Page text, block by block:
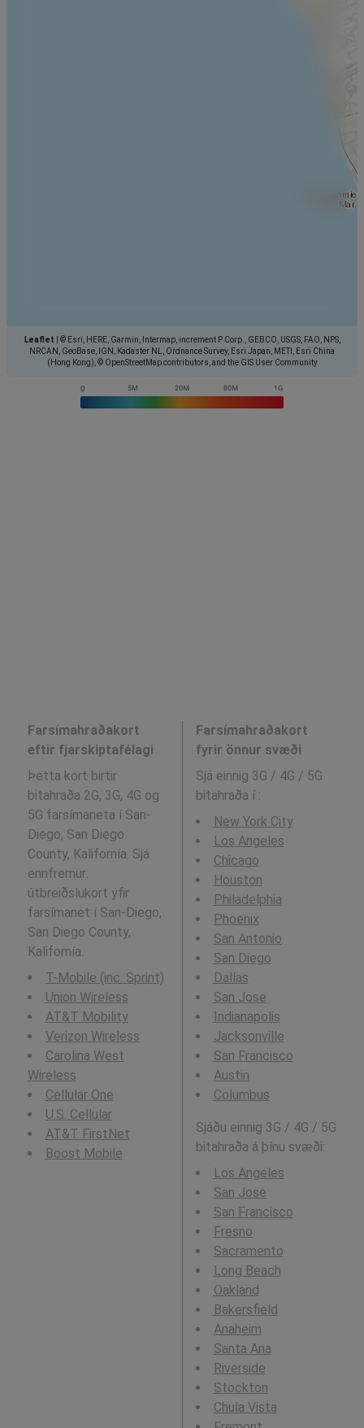
Leaflet
© Esri, HERE, Garmin, Intermap, increment P Corp., GEBCO, USGS, FAO, NPS,
NRCAN, GeoBase, IGN, Kadaster NL, Ordnance Survey, Esri Japan, METI, Esri China
(Hong Kong), © OpenStreetMap contributors, and the GIS User Community
Farsímahraðakort
eftir fjarskiptafélagi
Þetta kort birtir
bitahraða 2G, 3G, 4G og
5G farsímaneta í San-
Diego, San Diego
County, Kalifornía. Sjá
ennfremur:
útbreiðslukort yfir
farsímanet í San-Diego,
San Diego County,
Kalifornía.
T-Mobile (inc. Sprint)
Union Wireless
AT&T Mobility
Verizon Wireless
Carolina West
Wireless
Cellular One
U.S. Cellular
AT&T FirstNet
Boost Mobile
Farsímahraðakort
fyrir önnur svæði
Sjá einnig 3G / 4G / 5G
bitahraða í :
New York City
Los Angeles
Chicago
Houston
Philadelphia
Phoenix
San Antonio
San Diego
Dallas
San Jose
Indianapolis
Jacksonville
San Francisco
Austin
Columbus
Sjáðu einnig 3G / 4G / 5G
bitahraða á þínu svæði:
Los Angeles
San Jose
San Francisco
Fresno
Sacramento
Long Beach
Oakland
Bakersfield
Anaheim
Santa Ana
Riverside
Stockton
Chula Vista